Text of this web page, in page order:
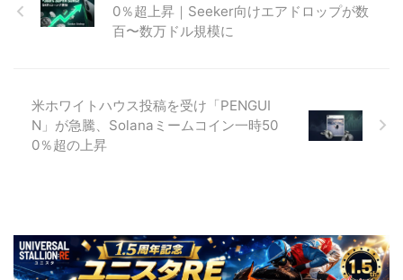
0％超上昇｜Seeker向けエアドロップが数
百〜数万ドル規模に
米ホワイトハウス投稿を受け「PENGUI
N」が急騰、Solanaミームコイン一時50
0％超の上昇